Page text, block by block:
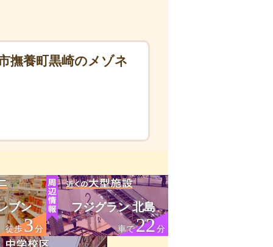
撫養町黒崎のメゾネ
ブン
徒歩3分
フジグラン 北島
車で22分